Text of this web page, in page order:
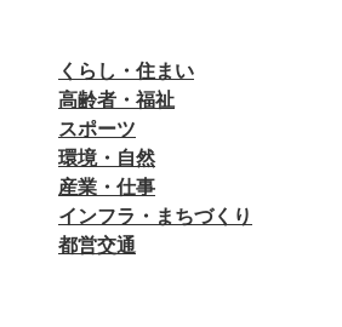
くらし・住まい
高齢者・福祉
スポーツ
環境・自然
産業・仕事
インフラ・まちづくり
都営交通